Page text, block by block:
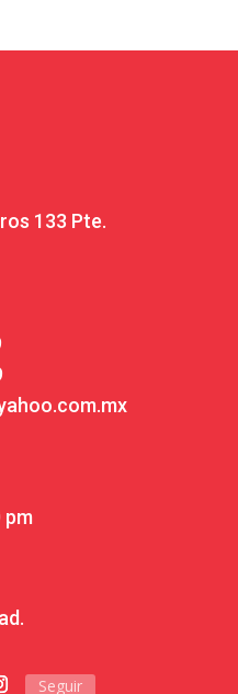
133 Pte.
pm
Seguir